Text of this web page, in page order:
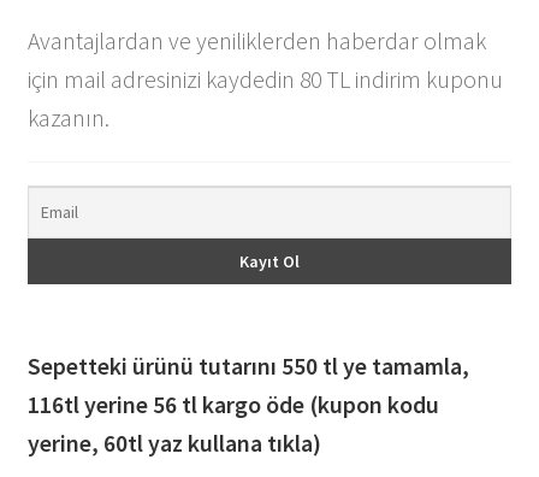
Avantajlardan ve yeniliklerden haberdar olmak
için mail adresinizi kaydedin 80 TL indirim kuponu
kazanın.
Sepetteki ürünü tutarını 550 tl ye tamamla,
116tl yerine 56 tl kargo öde (kupon kodu
yerine, 60tl yaz kullana tıkla)